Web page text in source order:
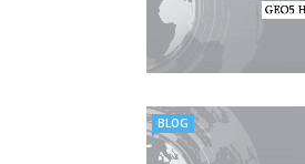
BLOG